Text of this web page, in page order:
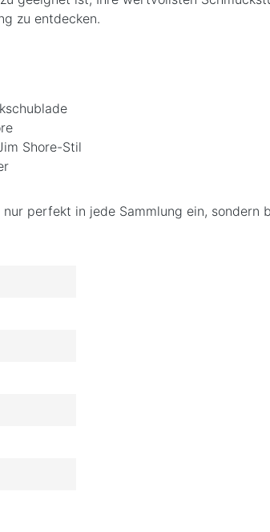
zu entdecken.
Shore-Stil
perfekt in jede Sammlung ein,